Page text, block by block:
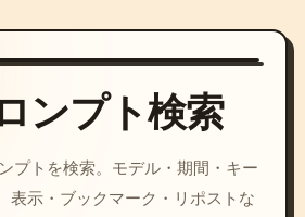
ンプト検索
プトを検索。モデル・期間・キー
表示・ブックマーク・リポストな